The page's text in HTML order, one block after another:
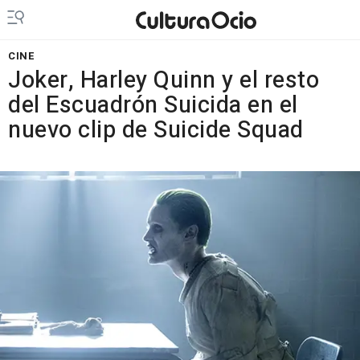
CINE
Joker, Harley Quinn y el resto
del Escuadrón Suicida en el
nuevo clip de Suicide Squad